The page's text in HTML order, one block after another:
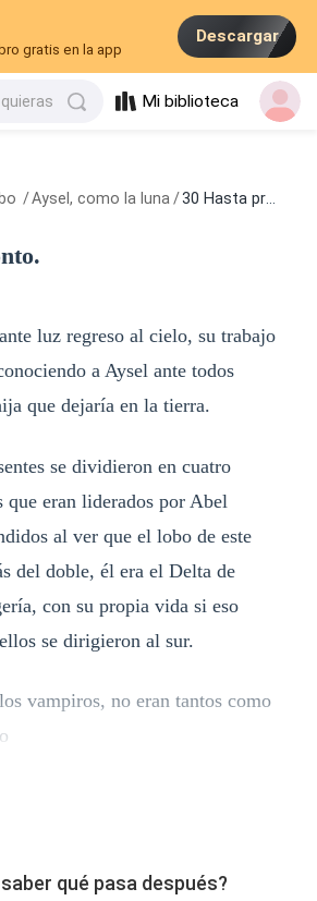
gratis en la app
Descargar
Mi biblioteca
/Aysel, como la luna /30 Hasta pronto.
luz regreso al cielo, su trabajo
a Aysel ante todos
que dejaría en la tierra.
se dividieron en cuatro
que eran liderados por Abel
al ver que el lobo de este
del doble, él era el Delta de
con su propia vida si eso
se dirigieron al sur.
vampiros, no eran tantos como
qué pasa después?